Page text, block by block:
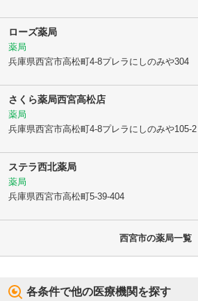
ローズ薬局
薬局
兵庫県西宮市高松町4-8プレラにしのみや304
さくら薬局西宮高松店
薬局
兵庫県西宮市高松町4-8プレラにしのみや105-2
ステラ西北薬局
薬局
兵庫県西宮市高松町5-39-404
西宮市の薬局一覧
各条件で他の医療機関を探す